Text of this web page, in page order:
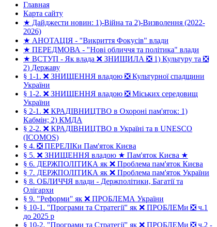
Главная
Карта сайту
★ Дайджести новин: 1)-Війна та 2)-Визволення (2022-
2026)
★ АНОТАЦІЯ - "Викриття Фокусів" влади
★ ПЕРЕДМОВА - "Нові обличчя та політика" влади
★ ВСТУП - Як влада ❌ ЗНИЩИЛА ❎ 1) Культуру та ❎
2) Державу
§ 1-1. ❌ ЗНИЩЕННЯ владою ❎ Культурної спадщини
України
§ 1-2. ❌ ЗНИЩЕННЯ владою ❎ Міських середовищ
України
§ 2-1. ❌ КРАДІВНИЦТВО в Охороні пам'яток: 1)
Кабмін; 2) КМДА
§ 2-2. ❌ КРАДІВНИЦТВО в Україні та в UNESCO
(ICOMOS)
§ 4. ❎ ПЕРЕЛІКи Пам'яток Києва
§ 5. ❌ ЗНИЩЕННЯ владою ★ Пам'яток Києва ★
§ 6. ДЕРЖПОЛІТИКА як ❌ Проблема пам'яток Києва
§ 7. ДЕРЖПОЛІТИКА як ❌ Проблема пам'яток України
§ 8. ОБЛИЧЧЯ влади - Держполітики, Багатії та
Олігархи
§ 9. "Реформи" як ❌ ПРОБЛЕМА України
§ 10-1. "Програми та Стратегії" як ❌ ПРОБЛЕМи ❎ ч.1
до 2025 р
§ 10-2. "Програми та Стратегії" як ❌ ПРОБЛЕМи ❎ ч.2 -